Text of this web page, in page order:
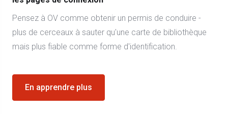
Pensez à OV comme obtenir un permis de conduire -
plus de cerceaux à sauter qu'une carte de bibliothèque
mais plus fiable comme forme d'identification.
En apprendre plus